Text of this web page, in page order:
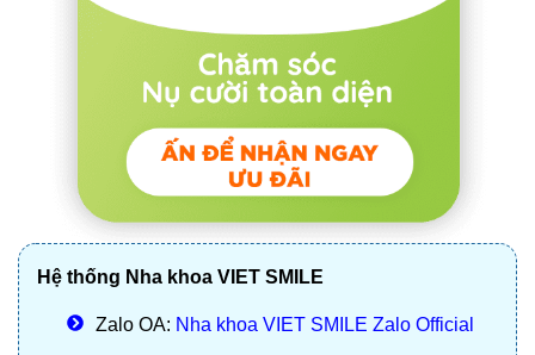
Hệ thống Nha khoa VIET SMILE
Zalo OA: Nha khoa VIET SMILE Zalo Official